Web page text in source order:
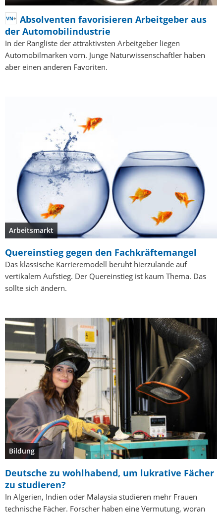
Absolventen favorisieren Arbeitgeber aus
der Automobilindustrie
In der Rangliste der attraktivsten Arbeitgeber liegen
Automobilmarken vorn. Junge Naturwissenschaftler haben
aber einen anderen Favoriten.
Arbeitsmarkt
Quereinstieg gegen den Fachkräftemangel
Das klassische Karrieremodell beruht hierzulande auf
vertikalem Aufstieg. Der Quereinstieg ist kaum Thema. Das
sollte sich ändern.
Bildung
Deutsche zu wohlhabend, um lukrative Fächer
zu studieren?
In Algerien, Indien oder Malaysia studieren mehr Frauen
technische Fächer. Forscher haben eine Vermutung, woran